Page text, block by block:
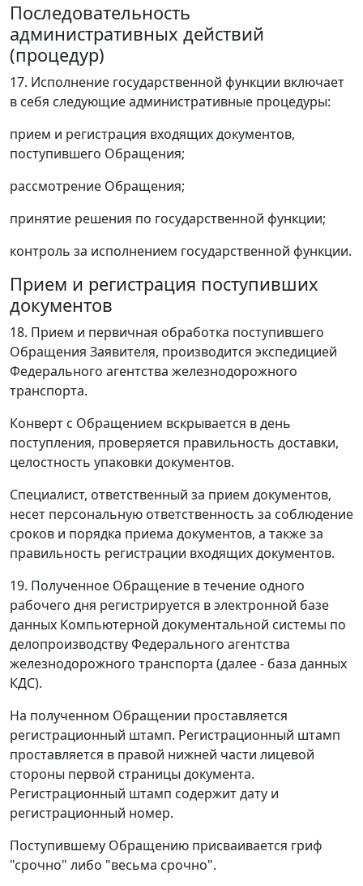
Последовательность
административных действий
(процедур)
17. Исполнение государственной функции включает
в себя следующие административные процедуры:
прием и регистрация входящих документов,
поступившего Обращения;
рассмотрение Обращения;
принятие решения по государственной функции;
контроль за исполнением государственной функции.
Прием и регистрация поступивших
документов
18. Прием и первичная обработка поступившего
Обращения Заявителя, производится экспедицией
Федерального агентства железнодорожного
транспорта.
Конверт с Обращением вскрывается в день
поступления, проверяется правильность доставки,
целостность упаковки документов.
Специалист, ответственный за прием документов,
несет персональную ответственность за соблюдение
сроков и порядка приема документов, а также за
правильность регистрации входящих документов.
19. Полученное Обращение в течение одного
рабочего дня регистрируется в электронной базе
данных Компьютерной документальной системы по
делопроизводству Федерального агентства
железнодорожного транспорта (далее - база данных
КДС).
На полученном Обращении проставляется
регистрационный штамп. Регистрационный штамп
проставляется в правой нижней части лицевой
стороны первой страницы документа.
Регистрационный штамп содержит дату и
регистрационный номер.
Поступившему Обращению присваивается гриф
"срочно" либо "весьма срочно".